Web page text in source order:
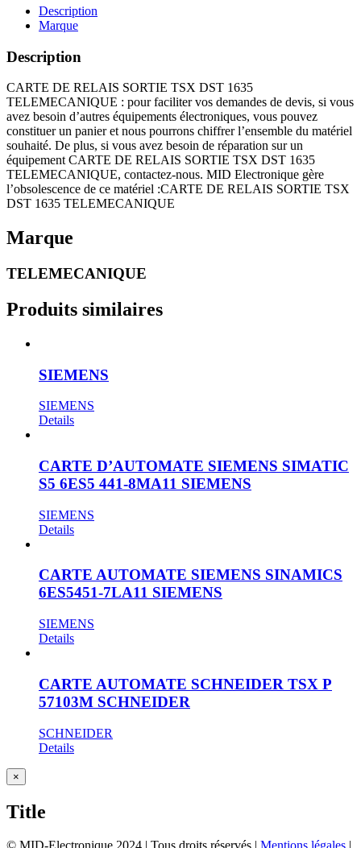
Description
Marque
Description
CARTE DE RELAIS SORTIE TSX DST 1635
TELEMECANIQUE : pour faciliter vos demandes de devis, si vous
avez besoin d’autres équipements électroniques, vous pouvez
constituer un panier et nous pourrons chiffrer l’ensemble du matériel
souhaité. De plus, si vous avez besoin de réparation sur un
équipement CARTE DE RELAIS SORTIE TSX DST 1635
TELEMECANIQUE, contactez-nous. MID Electronique gère
l’obsolescence de ce matériel :CARTE DE RELAIS SORTIE TSX
DST 1635 TELEMECANIQUE
Marque
TELEMECANIQUE
Produits similaires
SIEMENS
SIEMENS
Details
CARTE D’AUTOMATE SIEMENS SIMATIC
S5 6ES5 441-8MA11 SIEMENS
SIEMENS
Details
CARTE AUTOMATE SIEMENS SINAMICS
6ES5451-7LA11 SIEMENS
SIEMENS
Details
CARTE AUTOMATE SCHNEIDER TSX P
57103M SCHNEIDER
SCHNEIDER
Details
Close
product
view
×
Title